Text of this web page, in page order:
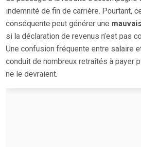
indemnité de fin de carrière. Pourtant,
conséquente peut générer une
si la déclaration de revenus n’est pas
Une confusion fréquente entre salaire
conduit de nombreux retraités à payer
ne le devraient.